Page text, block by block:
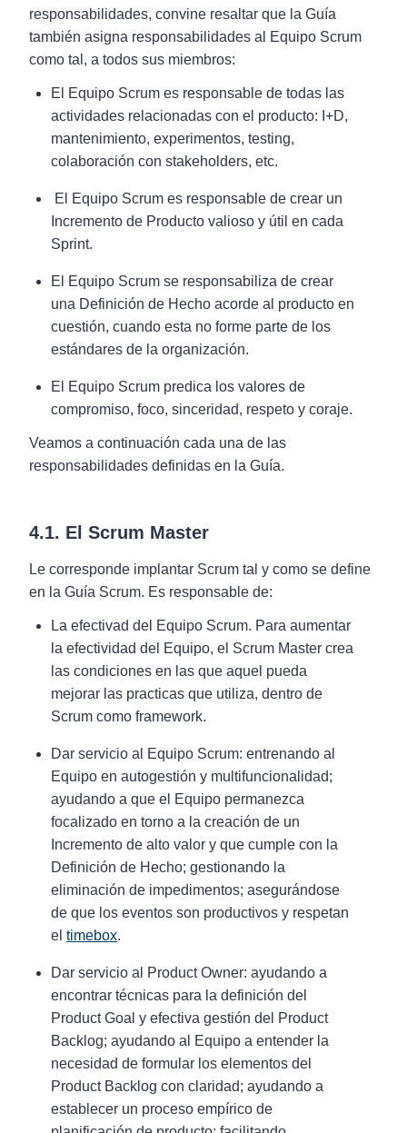
responsabilidades, convine resaltar que la Guía
también asigna responsabilidades al Equipo Scrum
como tal, a todos sus miembros:
El Equipo Scrum es responsable de todas las
actividades relacionadas con el producto: I+D,
mantenimiento, experimentos, testing,
colaboración con stakeholders, etc.
El Equipo Scrum es responsable de crear un
Incremento de Producto valioso y útil en cada
Sprint.
El Equipo Scrum se responsabiliza de crear
una Definición de Hecho acorde al producto en
cuestión, cuando esta no forme parte de los
estándares de la organización.
El Equipo Scrum predica los valores de
compromiso, foco, sinceridad, respeto y coraje.
Veamos a continuación cada una de las
responsabilidades definidas en la Guía.
4.1. El Scrum Master
Le corresponde implantar Scrum tal y como se define
en la Guía Scrum. Es responsable de:
La efectivad del Equipo Scrum. Para aumentar
la efectividad del Equipo, el Scrum Master crea
las condiciones en las que aquel pueda
mejorar las practicas que utiliza, dentro de
Scrum como framework.
Dar servicio al Equipo Scrum: entrenando al
Equipo en autogestión y multifuncionalidad;
ayudando a que el Equipo permanezca
focalizado en torno a la creación de un
Incremento de alto valor y que cumple con la
Definición de Hecho; gestionando la
eliminación de impedimentos; asegurándose
de que los eventos son productivos y respetan
el timebox.
Dar servicio al Product Owner: ayudando a
encontrar técnicas para la definición del
Product Goal y efectiva gestión del Product
Backlog; ayudando al Equipo a entender la
necesidad de formular los elementos del
Product Backlog con claridad; ayudando a
establecer un proceso empírico de